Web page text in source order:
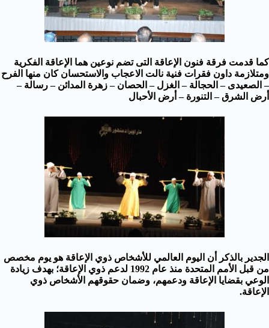
كما قدمت فرقة فنون الإعاقة التى تضم نوعين هما الإعاقة الفكرية
ومتلازمة داون فقرات فنية نالت الاعجاب والاستحسان كان منها الفرح
– الصعيدى – الحجالة – الغزل – الحصان – زهرة المدائن – رسالة –
أرض الشرق – التنورة – أرض الأحبال
الجدير بالذكر أن اليوم العالمي للأشخاص ذوي الإعاقة هو يوم مخصص
من قبل الأمم المتحدة منذ عام 1992 لدعم ذوي الإعاقة؛ بهدف زيادة
الوعي بقضايا الإعاقة ودعمهم، وضمان حقوقهم الأشخاص ذوي
الإعاقة.